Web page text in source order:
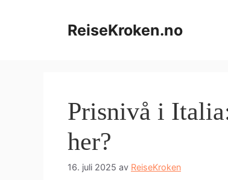
ReiseKroken.no
Prisnivå i
her?
16. juli 2025 av ReiseKroken